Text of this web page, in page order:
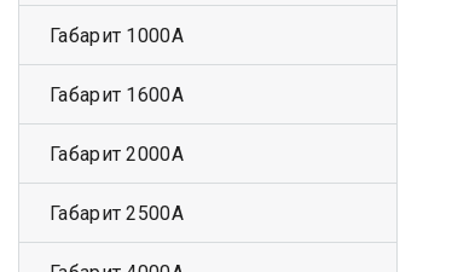
Габарит 1000А
Габарит 1600А
Габарит 2000А
Габарит 2500А